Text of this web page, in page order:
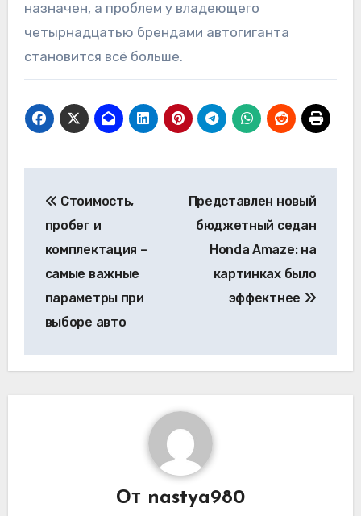
назначен, а проблем у владеющего
четырнадцатью брендами автогиганта
становится всё больше.
по
записям
Стоимость,
пробег и
комплектация –
самые важные
параметры при
выборе авто
Представлен новый
бюджетный седан
Honda Amaze: на
картинках было
эффектнее
От nastya980